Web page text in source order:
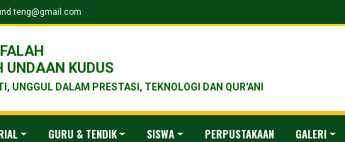
UNDAAN KUDUS
UNGGUL DALAM PRESTASI, TEKNOLOGI DAN QUR'ANI
GURU & TENDIK SISWA PERPUSTAKAAN GALERI